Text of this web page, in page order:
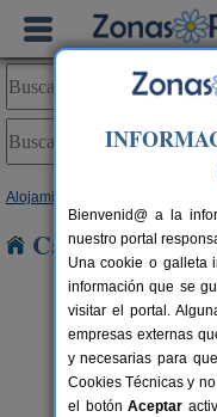
Alojamientos
Casas Rurales
Bienvenid@ a la
nuestro portal
Una cookie o galleta
información que se
visitar el portal.
empresas externas
y necesarias para
Cookies Técnicas y
el botónAceptar